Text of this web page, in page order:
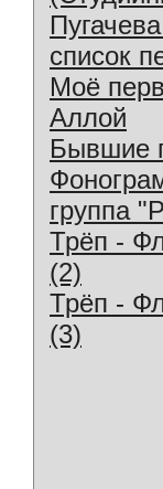
список
Моё
Аллой
Бывшие
группа
Трёп -
(2)
Трёп -
(3)